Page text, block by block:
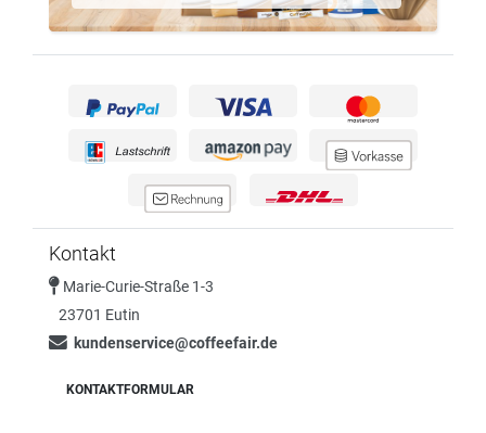
Kontakt
Marie-Curie-Straße 1-3
23701 Eutin
kundenservice@coffeefair.de
KONTAKTFORMULAR